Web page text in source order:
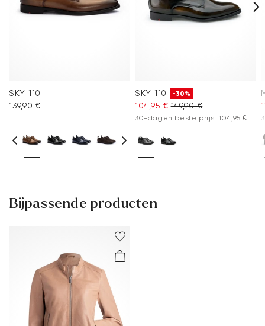
SKY 110
139,90 €
SKY 110 -30%
104,95 € 149,90 €
30-dagen beste prijs: 104,95 €
Bijpassende producten